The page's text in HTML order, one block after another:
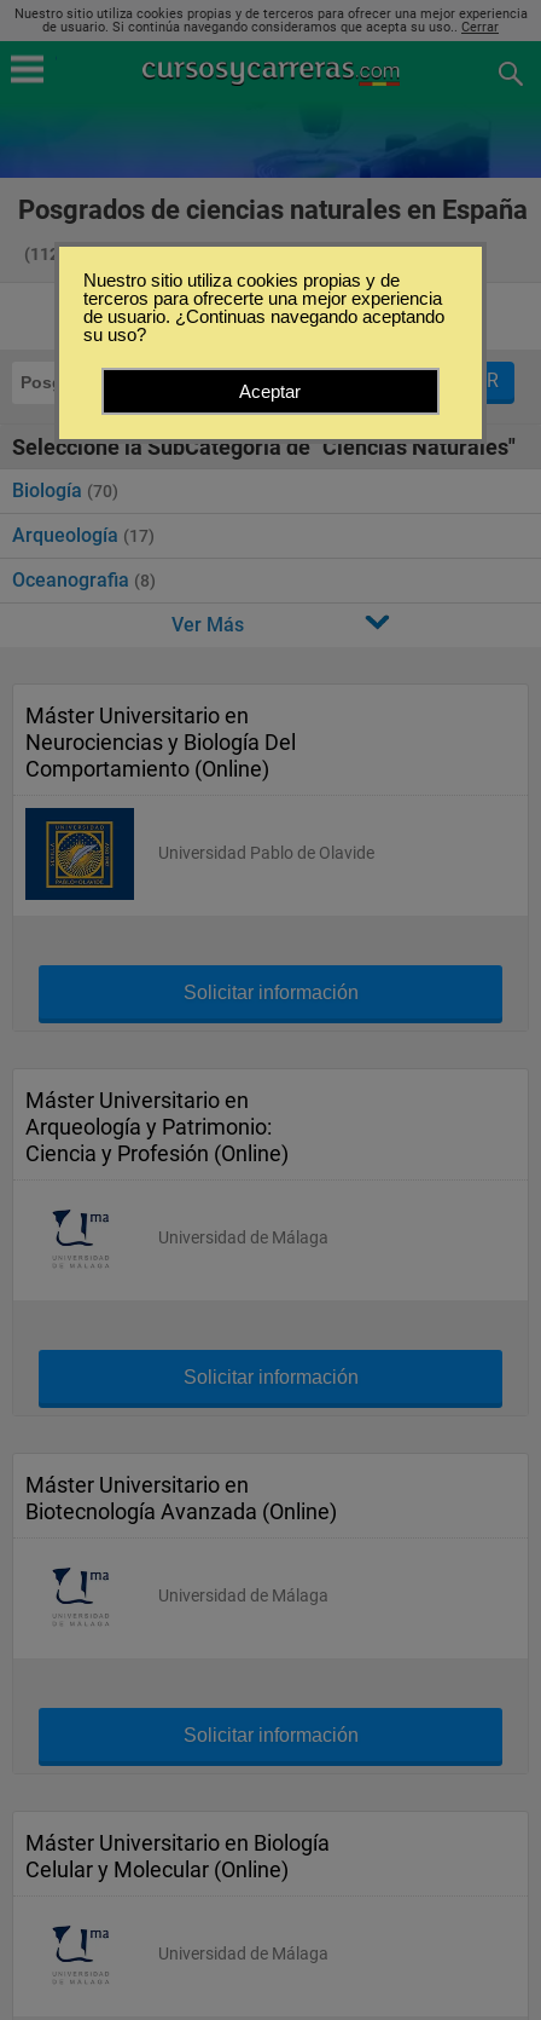
Nuestro sitio utiliza cookies propias y de terceros para ofrecer una mejor experiencia
de usuario. Si continúa navegando consideramos que acepta su uso.. Cerrar
Posgrados de ciencias naturales en España
(112)
Posgrados Ciencias Naturales FILTRAR
Seleccione la SubCategoría de "Ciencias Naturales"
Biología (70)
Arqueología (17)
Oceanografia (8)
Ver Más
Máster Universitario en
Neurociencias y Biología Del
Comportamiento (Online)
Universidad Pablo de Olavide
Solicitar información
Máster Universitario en
Arqueología y Patrimonio:
Ciencia y Profesión (Online)
Universidad de Málaga
Solicitar información
Máster Universitario en
Biotecnología Avanzada (Online)
Universidad de Málaga
Solicitar información
Máster Universitario en Biología
Celular y Molecular (Online)
Universidad de Málaga
Nuestro sitio utiliza cookies propias y de
terceros para ofrecerte una mejor experiencia
de usuario. ¿Continuas navegando aceptando
su uso?
Aceptar